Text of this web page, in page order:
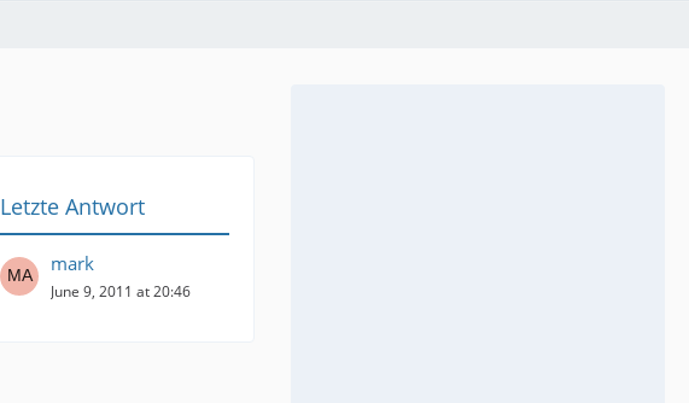
Letzte Antwort
mark
June 9, 2011 at 20:46